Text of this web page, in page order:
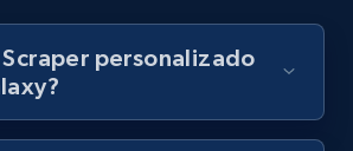
posts - Collect YouTube
Scraper personalizado